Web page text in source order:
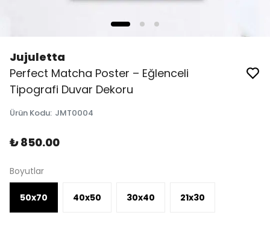
Jujuletta
Perfect Matcha Poster – Eğlenceli
Tipografi Duvar Dekoru
Ürün Kodu: JMT0004
₺ 850.00
Boyutlar
50x70 40x50 30x40 21x30